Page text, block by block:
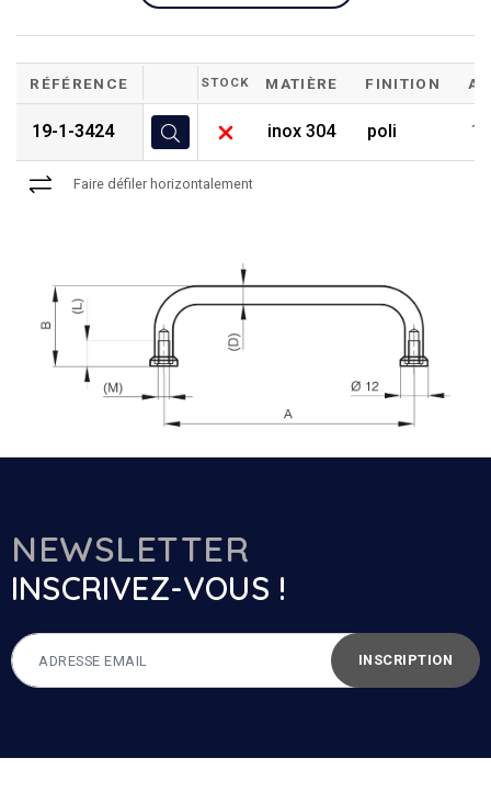
RÉFÉRENCE STOCK MATIÈRE FINITION A
19-1-3424 inox 304 poli
Faire défiler horizontalement
NEWSLETTER
INSCRIVEZ-VOUS !
INSCRIPTION